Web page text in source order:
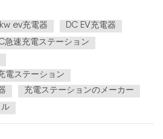
行の主な推進要因の 1 つは、温室効
気候変動と戦う必要性です。多くの国
ev充電器
DC EV充電器
急速充電ステーション
電ステーション
充電ステーションのメーカー